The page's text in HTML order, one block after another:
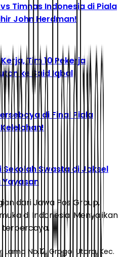
Timnas Indonesia di Piala
John Herdman!
Tim 10 Pekerja
ke Said Iqbal
di Final Piala
Swasta di Jaksel
Yayasan
dari Jawa Pos Group,
di Indonesia. Menyajikan
terpercaya.
Lama No.12, Grogol Utara, Kec.